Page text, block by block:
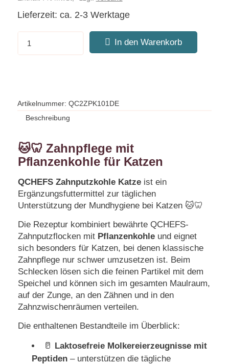
Lieferzeit: ca. 2-3 Werktage
In den Warenkorb
Artikelnummer: QC2ZPK101DE
Beschreibung
🐱🦷 Zahnpflege mit
Pflanzenkohle für Katzen
QCHEFS Zahnputzkohle Katzeist ein
Ergänzungsfuttermittel zur täglichen
Unterstützung der Mundhygiene bei Katzen 🐱🦷
Die Rezeptur kombiniert bewährte QCHEFS-
Zahnputzflocken mit Pflanzenkohleund eignet
sich besonders für Katzen, bei denen klassische
Zahnpflege nur schwer umzusetzen ist. Beim
Schlecken lösen sich die feinen Partikel mit dem
Speichel und können sich im gesamten Maulraum,
auf der Zunge, an den Zähnen und in den
Zahnzwischenräumen verteilen.
Die enthaltenen Bestandteile im Überblick:
🥛 Laktosefreie Molkereierzeugnisse mit
Peptiden– unterstützen die tägliche